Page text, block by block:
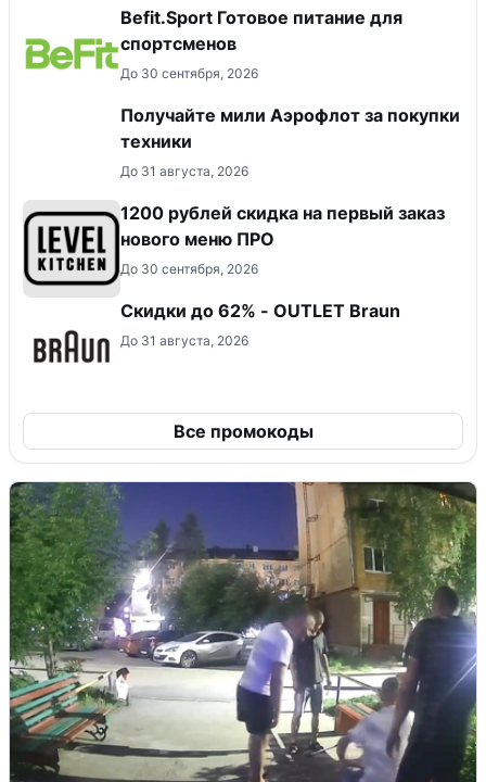
Befit.Sport Готовое питание для
спортсменов
До 30 сентября, 2026
Получайте мили Аэрофлот за покупки
техники
До 31 августа, 2026
​1200 рублей скидка на первый заказ
нового меню ПРО
До 30 сентября, 2026
Скидки до 62% - OUTLET Braun
До 31 августа, 2026
Все промокоды